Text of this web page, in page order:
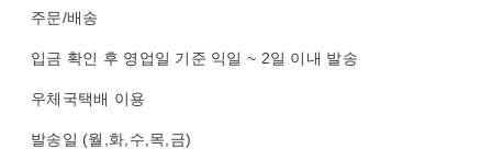
주문/배송
입금 확인 후 영업일 기준 익일 ~ 2일 이내 발송
우체국택배 이용
발송일 (월,화,수,목,금)